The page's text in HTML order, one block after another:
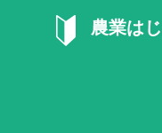
農業は